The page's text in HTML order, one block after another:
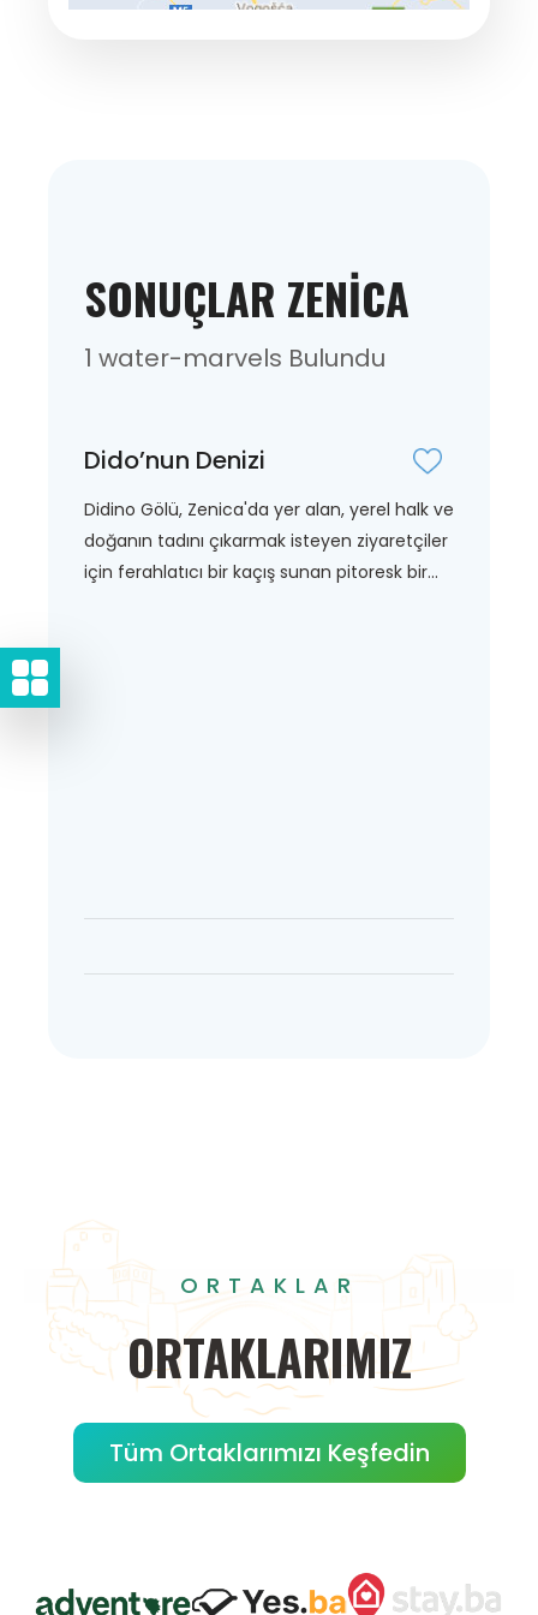
SONUÇLAR ZENICA
1 water-marvels Bulundu
Dido’nun Denizi
Didino Gölü, Zenica'da yer alan, yerel halk ve
doğanın tadını çıkarmak isteyen ziyaretçiler
için ferahlatıcı bir kaçış sunan pitoresk bir...
ORTAKLAR
ORTAKLARIMIZ
Tüm Ortaklarımızı Keşfedin